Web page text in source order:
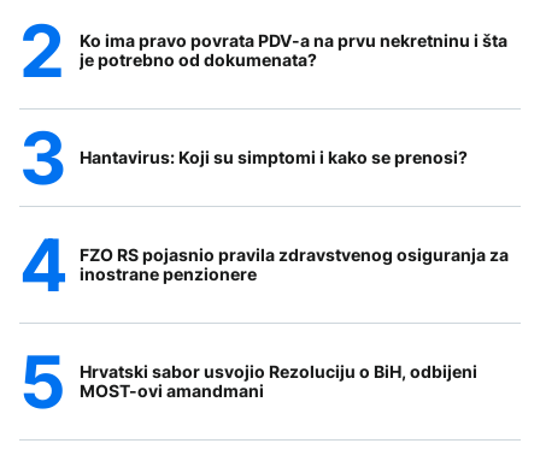
Ko ima pravo povrata PDV-a na prvu nekretninu i šta
je potrebno od dokumenata?
Hantavirus: Koji su simptomi i kako se prenosi?
FZO RS pojasnio pravila zdravstvenog osiguranja za
inostrane penzionere
Hrvatski sabor usvojio Rezoluciju o BiH, odbijeni
MOST-ovi amandmani